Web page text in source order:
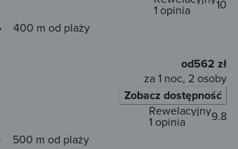
400 m od plaży
10
1 opinia
od562 zł
za 1 noc, 2 osoby
Zobacz dostępność
500 m od plaży
9.8
Rewelacyjny
1 opinia